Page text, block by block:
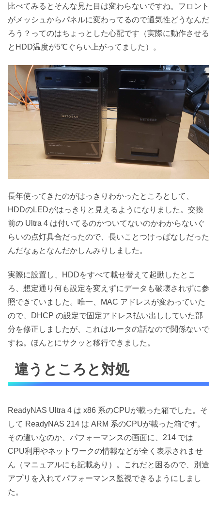
比べてみるとそんな見た目は変わらないですね。フロント
がメッシュからパネルに変わってるので通気性どうなんだ
ろう？ってのはちょっとした心配です（実際に動作させる
とHDD温度が5℃ぐらい上がってました）。
長年使ってきたのがはっきりわかったところとして、
HDDのLEDがはっきりと見えるようになりました。交換
前の Ultra 4 は付いてるのかついてないのかわからないぐ
らいの点灯具合だったので、長いことつけっぱなしだった
んだなぁとなんだかしんみりしました。
実際に設置し、HDDをすべて載せ替えて起動したとこ
ろ、想定通り何も設定を変えずにデータも破壊されずに参
照できていました。唯一、MAC アドレスが変わっていた
ので、DHCP の設定で固定アドレス払い出ししていた部
分を修正しましたが、これはルータの話なので関係ないで
すね。ほんとにサクッと移行できました。
違うところと対処
ReadyNAS Ultra 4 は x86 系のCPUが載った箱でした。そ
して ReadyNAS 214 は ARM 系のCPUが載った箱です。
その違いなのか、パフォーマンスの画面に、214 では
CPU利用やネットワークの情報などが全く表示されませ
ん（マニュアルにも記載あり）。これだと困るので、別途
アプリを入れてパフォーマンス監視できるようにしまし
た。